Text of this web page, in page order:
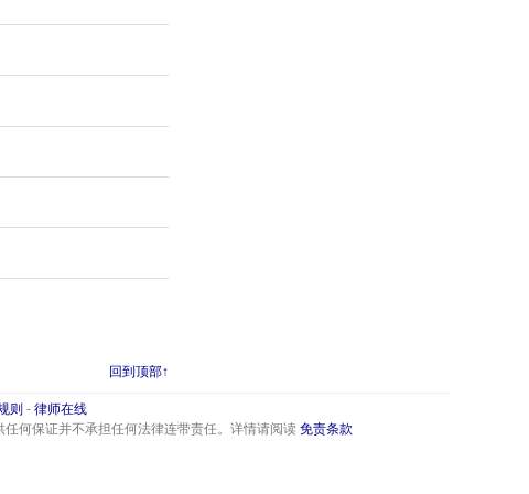
回到顶部↑
则 - 律师在线
何保证并不承担任何法律连带责任。详情请阅读 免责条款